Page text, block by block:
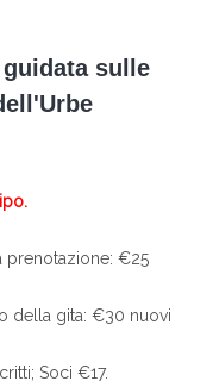
sulle
prenotazione: €25
della gita: €30 nuovi
Soci €17.